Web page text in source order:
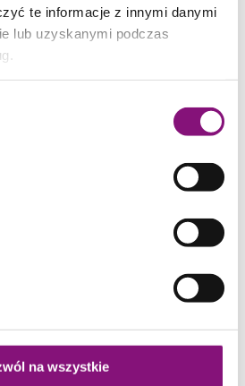
te informacje z innymi danymi
lub uzyskanymi podczas
na wszystkie
00:00
otwarcia
O nas